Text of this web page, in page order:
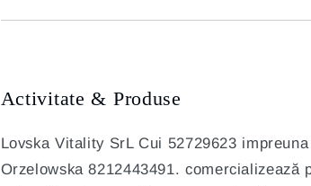
Activitate & Produse
Lovska Vitality SrL Cui 52729623
Orzelowska 8212443491. comercializează